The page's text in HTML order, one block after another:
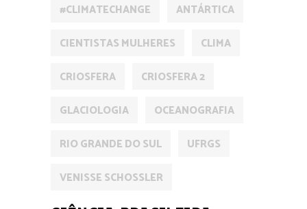
#CLIMATECHANGE
ANTÁRTICA
CIENTISTAS MULHERES
CLIMA
CRIOSFERA
CRIOSFERA 2
GLACIOLOGIA
OCEANOGRAFIA
RIO GRANDE DO SUL
UFRGS
VENISSE SCHOSSLER